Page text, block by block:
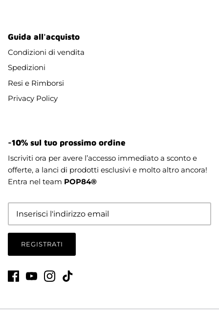
Guida all'acquisto
Condizioni di vendita
Spedizioni
Resi e Rimborsi
Privacy Policy
-10% sul tuo prossimo ordine
Iscriviti ora per avere l’accesso immediato a sconto e
offerte, a lanci di prodotti esclusivi e molto altro ancora!
Entra nel team POP84®
REGISTRATI